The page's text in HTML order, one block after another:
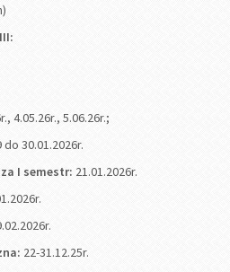
4.05.26r., 5.06.26r.;
do 30.01.2026r.
I semestr: 21.01.2026r.
22-31.12.25r.